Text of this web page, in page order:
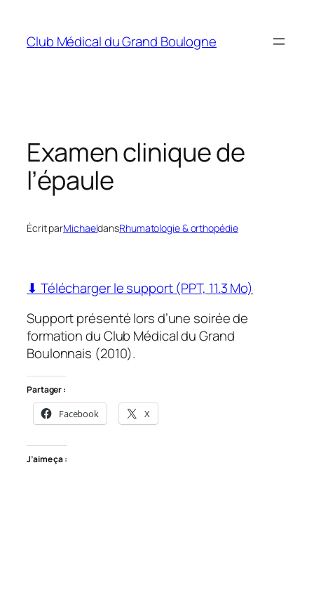
contenu
Club Médical du Grand Boulogne
Examen clinique de
l’épaule
Écrit parMichaeldansRhumatologie & orthopédie
⬇ Télécharger le support (PPT, 11.3 Mo)
Support présenté lors d’une soirée de
formation du Club Médical du Grand
Boulonnais (2010).
Partager :
Facebook X
J’aime ça :